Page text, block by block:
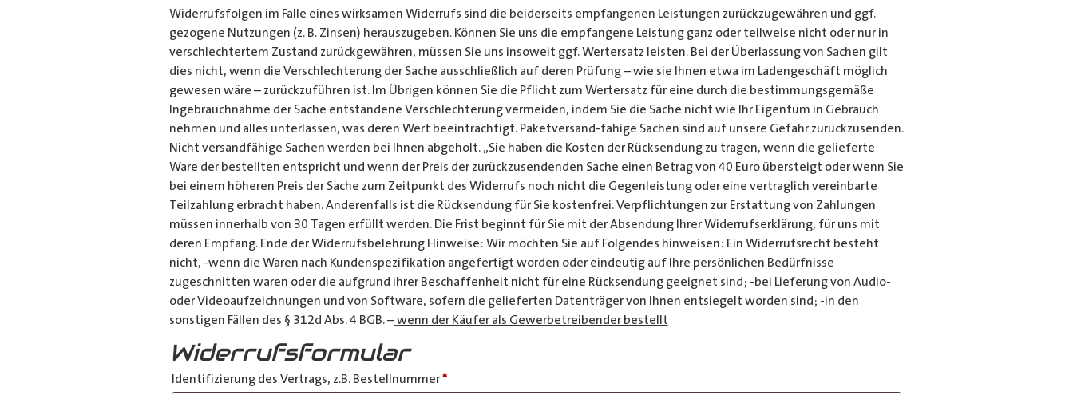
Widerrufsfolgen im Falle eines wirksamen Widerrufs sind die beiderseits empfangenen Leistungen zurückzugewähren und ggf.
gezogene Nutzungen (z. B. Zinsen) herauszugeben. Können Sie uns die empfangene Leistung ganz oder teilweise nicht oder nur in
verschlechtertem Zustand zurückgewähren, müssen Sie uns insoweit ggf. Wertersatz leisten. Bei der Überlassung von Sachen gilt
dies nicht, wenn die Verschlechterung der Sache ausschließlich auf deren Prüfung – wie sie Ihnen etwa im Ladengeschäft möglich
gewesen wäre – zurückzuführen ist. Im Übrigen können Sie die Pflicht zum Wertersatz für eine durch die bestimmungsgemäße
Ingebrauchnahme der Sache entstandene Verschlechterung vermeiden, indem Sie die Sache nicht wie Ihr Eigentum in Gebrauch
nehmen und alles unterlassen, was deren Wert beeinträchtigt. Paketversand-fähige Sachen sind auf unsere Gefahr zurückzusenden.
Nicht versandfähige Sachen werden bei Ihnen abgeholt. „Sie haben die Kosten der Rücksendung zu tragen, wenn die gelieferte
Ware der bestellten entspricht und wenn der Preis der zurückzusendenden Sache einen Betrag von 40 Euro übersteigt oder wenn Sie
bei einem höheren Preis der Sache zum Zeitpunkt des Widerrufs noch nicht die Gegenleistung oder eine vertraglich vereinbarte
Teilzahlung erbracht haben. Anderenfalls ist die Rücksendung für Sie kostenfrei. Verpflichtungen zur Erstattung von Zahlungen
müssen innerhalb von 30 Tagen erfüllt werden. Die Frist beginnt für Sie mit der Absendung Ihrer Widerrufserklärung, für uns mit
deren Empfang. Ende der Widerrufsbelehrung Hinweise: Wir möchten Sie auf Folgendes hinweisen: Ein Widerrufsrecht besteht
nicht, -wenn die Waren nach Kundenspezifikation angefertigt worden oder eindeutig auf Ihre persönlichen Bedürfnisse
zugeschnitten waren oder die aufgrund ihrer Beschaffenheit nicht für eine Rücksendung geeignet sind; -bei Lieferung von Audio-
oder Videoaufzeichnungen und von Software, sofern die gelieferten Datenträger von Ihnen entsiegelt worden sind; -in den
sonstigen Fällen des § 312d Abs. 4 BGB. –wenn der Käufer als Gewerbetreibender bestellt
Widerrufsformular
Identifizierung des Vertrags, z.B. Bestellnummer*